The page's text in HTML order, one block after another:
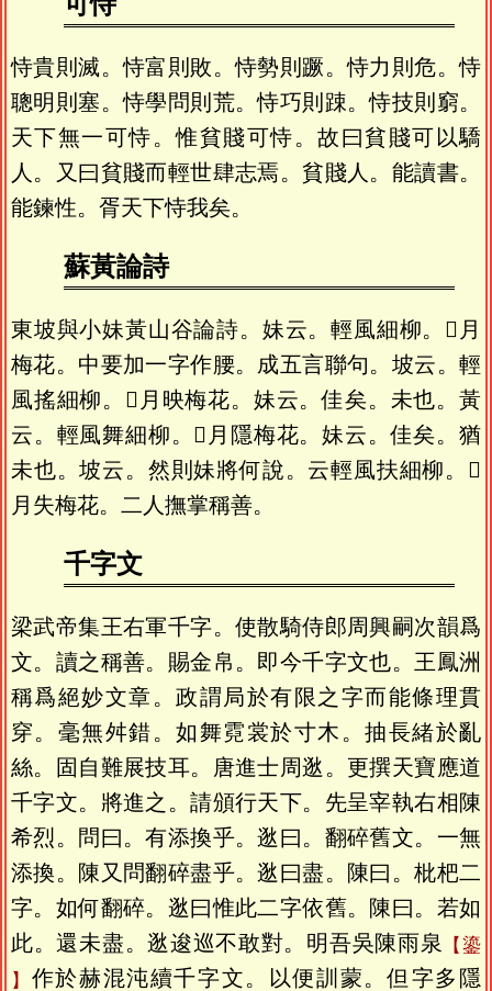
恃貴則滅。恃富則敗。恃勢則蹶。恃力則危。恃
聰明則塞。恃學問則荒。恃巧則踈。恃技則窮。
天下無一可恃。惟貧賤可恃。故曰貧賤可以驕
人。又曰貧賤而輕世肆志焉。貧賤人。能讀書。
能鍊性。胥天下恃我矣。
蘇黃論詩
東坡與小妹黃山谷論詩。妹云。輕風細柳。𣽃月
梅花。中要加一字作腰。成五言聯句。坡云。輕
風搖細柳。𣽃月映梅花。妹云。佳矣。未也。黃
云。輕風舞細柳。𣽃月隱梅花。妹云。佳矣。猶
未也。坡云。然則妹將何說。云輕風扶細柳。𣽃
月失梅花。二人撫掌稱善。
千字文
梁武帝集王右軍千字。使散騎侍郎周興嗣次韻爲
文。讀之稱善。賜金帛。即今千字文也。王鳳洲
稱爲絕妙文章。政謂局於有限之字而能條理貫
穿。毫無舛錯。如舞霓裳於寸木。抽長緒於亂
絲。固自難展技耳。唐進士周逖。更撰天寶應道
千字文。將進之。請頒行天下。先呈宰執右相陳
希烈。問曰。有添換乎。逖曰。翻碎舊文。一無
添換。陳又問翻碎盡乎。逖曰盡。陳曰。枇杷二
字。如何翻碎。逖曰惟此二字依舊。陳曰。若如
此。還未盡。逖逡巡不敢對。明吾吳陳雨泉
鎏
作於赫混沌續千字文。以便訓蒙。但字多隱